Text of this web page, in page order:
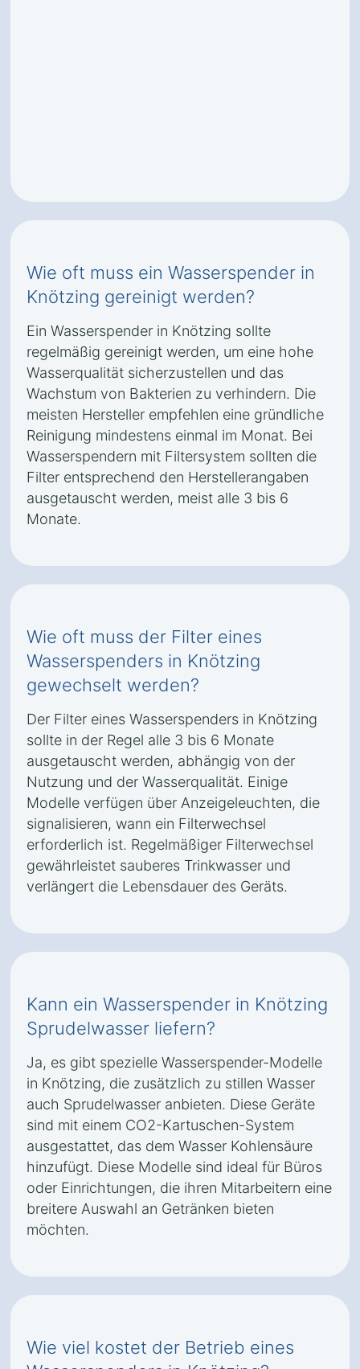
Wie oft muss ein Wasserspender in
Knötzing gereinigt werden?
Ein Wasserspender in Knötzing sollte
regelmäßig gereinigt werden, um eine hohe
Wasserqualität sicherzustellen und das
Wachstum von Bakterien zu verhindern. Die
meisten Hersteller empfehlen eine gründliche
Reinigung mindestens einmal im Monat. Bei
Wasserspendern mit Filtersystem sollten die
Filter entsprechend den Herstellerangaben
ausgetauscht werden, meist alle 3 bis 6
Monate.
Wie oft muss der Filter eines
Wasserspenders in Knötzing
gewechselt werden?
Der Filter eines Wasserspenders in Knötzing
sollte in der Regel alle 3 bis 6 Monate
ausgetauscht werden, abhängig von der
Nutzung und der Wasserqualität. Einige
Modelle verfügen über Anzeigeleuchten, die
signalisieren, wann ein Filterwechsel
erforderlich ist. Regelmäßiger Filterwechsel
gewährleistet sauberes Trinkwasser und
verlängert die Lebensdauer des Geräts.
Kann ein Wasserspender in Knötzing
Sprudelwasser liefern?
Ja, es gibt spezielle Wasserspender-Modelle
in Knötzing, die zusätzlich zu stillen Wasser
auch Sprudelwasser anbieten. Diese Geräte
sind mit einem CO2-Kartuschen-System
ausgestattet, das dem Wasser Kohlensäure
hinzufügt. Diese Modelle sind ideal für Büros
oder Einrichtungen, die ihren Mitarbeitern eine
breitere Auswahl an Getränken bieten
möchten.
Wie viel kostet der Betrieb eines